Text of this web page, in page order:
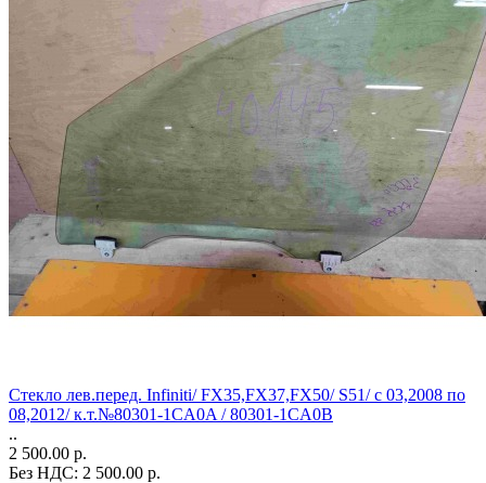
Стекло лев.перед. Infiniti/ FX35,FX37,FX50/ S51/ с 03,2008 по
08,2012/ к.т.№80301-1CA0A / 80301-1CA0B
..
2 500.00 р.
Без НДС: 2 500.00 р.